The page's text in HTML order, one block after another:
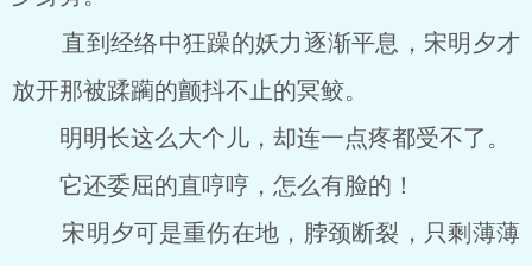
直到经络中狂躁的妖力逐渐平息，宋明夕才
放开那被蹂躏的颤抖不止的冥鲛。
明明长这么大个儿，却连一点疼都受不了。
它还委屈的直哼哼，怎么有脸的！
宋明夕可是重伤在地，脖颈断裂，只剩薄薄